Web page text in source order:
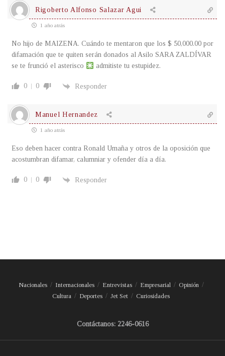
Rigoberto Alfonso Salazar Agui
1 año atrás
No hijo de MAIZENA. Cuándo te mentaron que los $ 50,000.00 por
difamación que te quiten serán donados al Asilo SARA ZALDÍVAR
se te frunció el asterisco
admitiste tu estupidez.
0 0 Responder
Manuel Hernandez
1 año atrás
Eso deben hacer contra Ronald Umaña y otros de la oposición que
acostumbran difamar, calumniar y ofender día a día.
0 0 Responder
Nacionales Internacionales Entrevistas Empresarial
Opinión
Cultura
Deportes Jet Set Curiosidades
Contáctanos: 2246-0616